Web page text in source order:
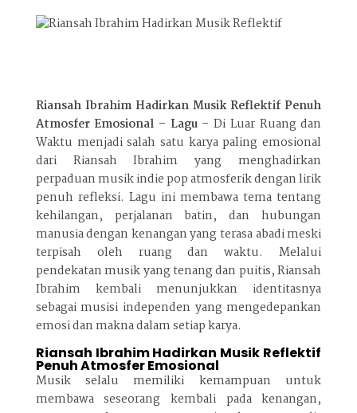
Riansah Ibrahim Hadirkan Musik Reflektif Penuh
Atmosfer Emosional – Lagu –Di Luar Ruang dan
Waktu menjadi salah satu karya paling emosional
dari Riansah Ibrahim yang menghadirkan
perpaduan musik indie pop atmosferik dengan lirik
penuh refleksi. Lagu ini membawa tema tentang
kehilangan, perjalanan batin, dan hubungan
manusia dengan kenangan yang terasa abadi meski
terpisah oleh ruang dan waktu. Melalui
pendekatan musik yang tenang dan puitis, Riansah
Ibrahim kembali menunjukkan identitasnya
sebagai musisi independen yang mengedepankan
emosi dan makna dalam setiap karya.
Riansah Ibrahim Hadirkan Musik Reflektif
Penuh Atmosfer Emosional
Musik selalu memiliki kemampuan untuk
membawa seseorang kembali pada kenangan,